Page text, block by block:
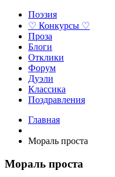
Поэзия
♡ Конкурсы ♡
Проза
Блоги
Отклики
Форум
Дуэли
Классика
Поздравления
Главная
Мораль проста
Мораль проста